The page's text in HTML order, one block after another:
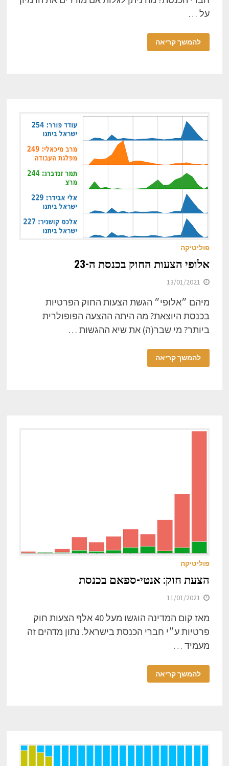
על …
להמשך קריאה
פוליטיקה
אלופי הצעות החוק בכנסת ה-23
13/01/2021
מיהם ״אלופי״ הגשת הצעות החוק הפרטיות
בכנסת היוצאת? מה היתה ההצעה הפופולרית
ביותר? מי שבר(ה) את שיא ההגשות …
להמשך קריאה
פוליטיקה
הצעת חוק: אנטי-ספאם בכנסת
11/01/2021
מאז קום המדינה הוגשו מעל 40 אלף הצעות חוק
פרטיות ע״י חברי הכנסת בישראל. נתון מדהים זה
מעמיד …
להמשך קריאה